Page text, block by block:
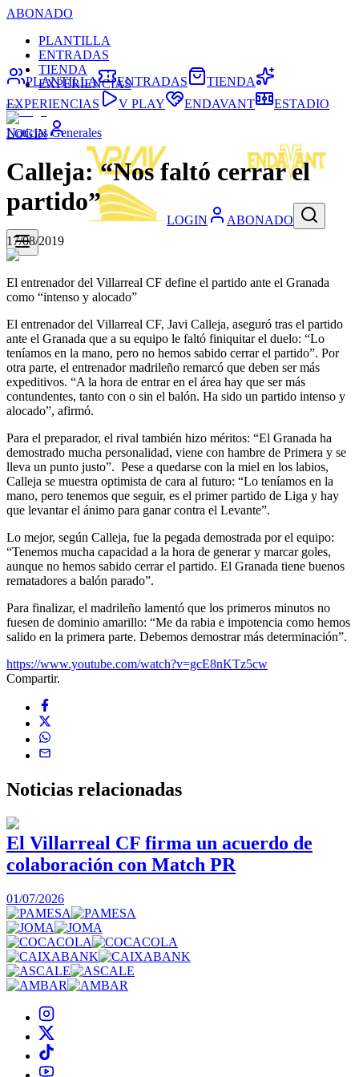
ABONADO
PLANTILLA
ENTRADAS
TIENDA
EXPERIENCIAS
LOGIN
LOGIN ABONADO
PLANTILLA ENTRADAS
TIENDA
EXPERIENCIAS
V PLAY ENDAVANT ESTADIO
Noticias Generales
Calleja: “Nos faltó cerrar el
partido”
17/08/2019
El entrenador del Villarreal CF define el partido ante el Granada
como “intenso y alocado”
El entrenador del Villarreal CF, Javi Calleja, aseguró tras el partido
ante el Granada que a su equipo le faltó finiquitar el duelo: “Lo
teníamos en la mano, pero no hemos sabido cerrar el partido”. Por
otra parte, el entrenador madrileño remarcó que deben ser más
expeditivos. “A la hora de entrar en el área hay que ser más
contundentes, tanto con o sin el balón. Ha sido un partido intenso y
alocado”, afirmó.
Para el preparador, el rival también hizo méritos: “El Granada ha
demostrado mucha personalidad, viene con hambre de Primera y se
lleva un punto justo”. Pese a quedarse con la miel en los labios,
Calleja se muestra optimista de cara al futuro: “Lo teníamos en la
mano, pero tenemos que seguir, es el primer partido de Liga y hay
que levantar el ánimo para ganar contra el Levante”.
Lo mejor, según Calleja, fue la pegada demostrada por el equipo:
“Tenemos mucha capacidad a la hora de generar y marcar goles,
aunque no hemos sabido cerrar el partido. El Granada tiene buenos
rematadores a balón parado”.
Para finalizar, el madrileño lamentó que los primeros minutos no
fuesen de dominio amarillo: “Me da rabia e impotencia como hemos
salido en la primera parte. Debemos demostrar más determinación”.
https://www.youtube.com/watch?v=gcE8nKTz5cw
Compartir.
Noticias relacionadas
El Villarreal CF firma un acuerdo de
colaboración con Match PR
01/07/2026